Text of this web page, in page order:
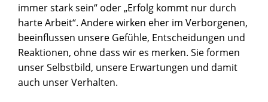
immer stark sein“ oder „Erfolg kommt nur durch
harte Arbeit“. Andere wirken eher im Verborgenen,
beeinflussen unsere Gefühle, Entscheidungen und
Reaktionen, ohne dass wir es merken. Sie formen
unser Selbstbild, unsere Erwartungen und damit
auch unser Verhalten.